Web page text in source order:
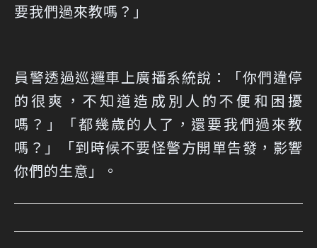
要我們過來教嗎？」
員警透過巡邏車上廣播系統說：「你們違停
的很爽，不知道造成別人的不便和困擾
嗎？」「都幾歲的人了，還要我們過來教
嗎？」「到時候不要怪警方開單告發，影響
你們的生意」。